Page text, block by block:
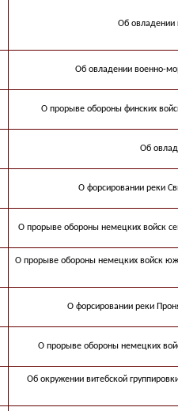
Об овладении
Об овладении военно-
О прорыве обороны финских
Об
О форсировании реки
О прорыве обороны немецких войск
О прорыве обороны немецких войск
О форсировании реки
О прорыве обороны немецких
Об окружении витебской